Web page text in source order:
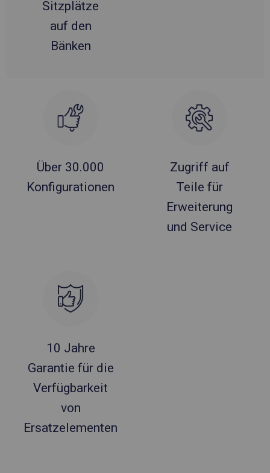
Sitzplätze
auf den
Bänken
Über 30.000
Konfigurationen
Zugriff auf
Teile für
Erweiterung
und Service
10 Jahre
Garantie für die
Verfügbarkeit
von
Ersatzelementen